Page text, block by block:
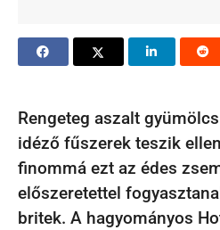
Rengeteg aszalt
idéző fűszerek teszik
finommá ezt az édes
előszeretettel
britek. A hagyományos